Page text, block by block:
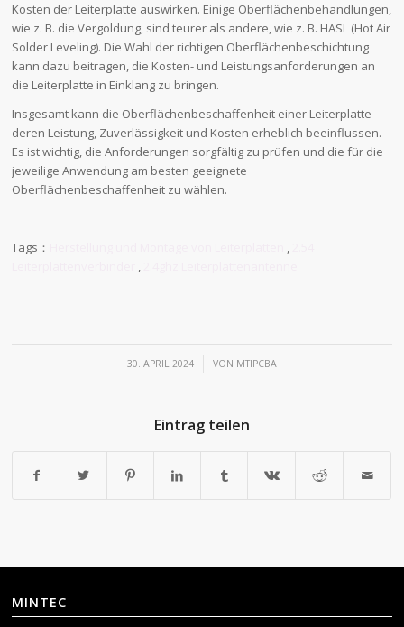
Kosten der Leiterplatte auswirken. Einige Oberflächenbehandlungen,
wie z. B. die Vergoldung, sind teurer als andere, wie z. B. HASL (Hot Air
Solder Leveling). Die Wahl der richtigen Oberflächenbeschichtung
kann dazu beitragen, die Kosten- und Leistungsanforderungen an
die Leiterplatte in Einklang zu bringen.
Insgesamt kann die Oberflächenbeschaffenheit einer Leiterplatte
deren Leistung, Zuverlässigkeit und Kosten erheblich beeinflussen.
Es ist wichtig, die Anforderungen sorgfältig zu prüfen und die für die
jeweilige Anwendung am besten geeignete
Oberflächenbeschaffenheit zu wählen.
Tags： ,
,
30. APRIL 2024
/ VON MTIPCBA
Eintrag teilen
MINTEC